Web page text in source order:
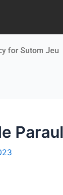
for Sutom Jeu